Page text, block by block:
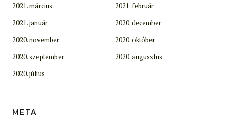
2021. március
2021. február
2021. január
2020. december
2020. november
2020. október
2020. szeptember
2020. augusztus
2020. július
META